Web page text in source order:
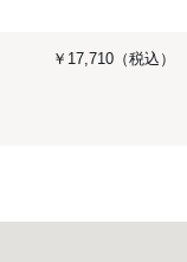
￥17,710 （税込）